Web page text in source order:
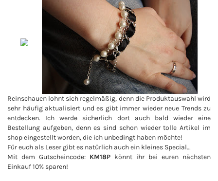
Reinschauen lohnt sich regelmäßig, denn die Produktauswahl wird
sehr häufig aktualisiert und es gibt immer wieder neue Trends zu
entdecken. Ich werde sicherlich dort auch bald wieder eine
Bestellung aufgeben, denn es sind schon wieder tolle Artikel im
shop eingestellt worden, die ich unbedingt haben möchte!
Für euch als Leser gibt es natürlich auch ein kleines Special…
Mit dem Gutscheincode: KM18P könnt ihr bei euren nächsten
Einkauf 10% sparen!